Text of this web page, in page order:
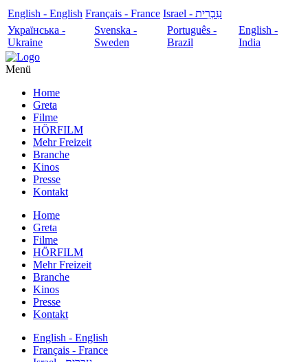
English - English Français - France
עִבְרִית - Israel
Українська -
Ukraine
Svenska -
Sweden
Português -
Brazil
English -
India
Menü
Home
Greta
Filme
HÖRFILM
Mehr Freizeit
Branche
Kinos
Presse
Kontakt
Home
Greta
Filme
HÖRFILM
Mehr Freizeit
Branche
Kinos
Presse
Kontakt
English - English
Français - France